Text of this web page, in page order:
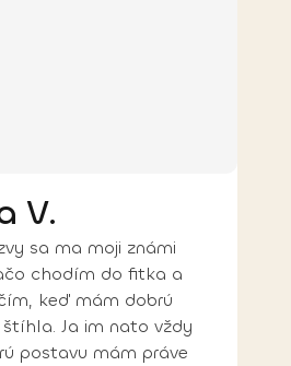
V.
sa ma moji známi
chodím do fitka a
keď mám dobrú
Ja im nato vždy
postavu mám práve